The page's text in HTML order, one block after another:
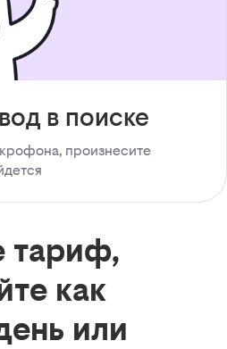
в поиске
произнесите
тариф,
как
или